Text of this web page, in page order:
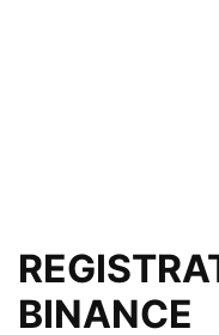
BINANCE